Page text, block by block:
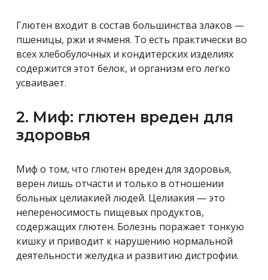
Глютен входит в состав большинства злаков —
пшеницы, ржи и ячменя. То есть практически во
всех хлебобулочных и кондитерских изделиях
содержится этот белок, и организм его легко
усваивает.
2. Миф: глютен вреден для
здоровья
Миф о том, что глютен вреден для здоровья,
верен лишь отчасти и только в отношении
больных целиакией людей. Целиакия — это
непереносимость пищевых продуктов,
содержащих глютен. Болезнь поражает тонкую
кишку и приводит к нарушению нормальной
деятельности желудка и развитию дистрофии.